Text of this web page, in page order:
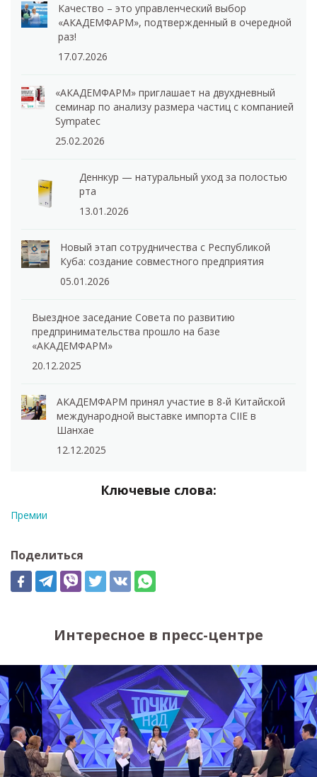
Качество – это управленческий выбор
«АКАДЕМФАРМ», подтвержденный в очередной
раз!
17.07.2026
«АКАДЕМФАРМ» приглашает на двухдневный
семинар по анализу размера частиц с компанией
Sympatec
25.02.2026
Деннкур — натуральный уход за полостью
рта
13.01.2026
Новый этап сотрудничества с Республикой
Куба: создание совместного предприятия
05.01.2026
Выездное заседание Совета по развитию
предпринимательства прошло на базе
«АКАДЕМФАРМ»
20.12.2025
АКАДЕМФАРМ принял участие в 8-й Китайской
международной выставке импорта CIIE в
Шанхае
12.12.2025
Ключевые слова:
Премии
Поделиться
Интересное в пресс-центре